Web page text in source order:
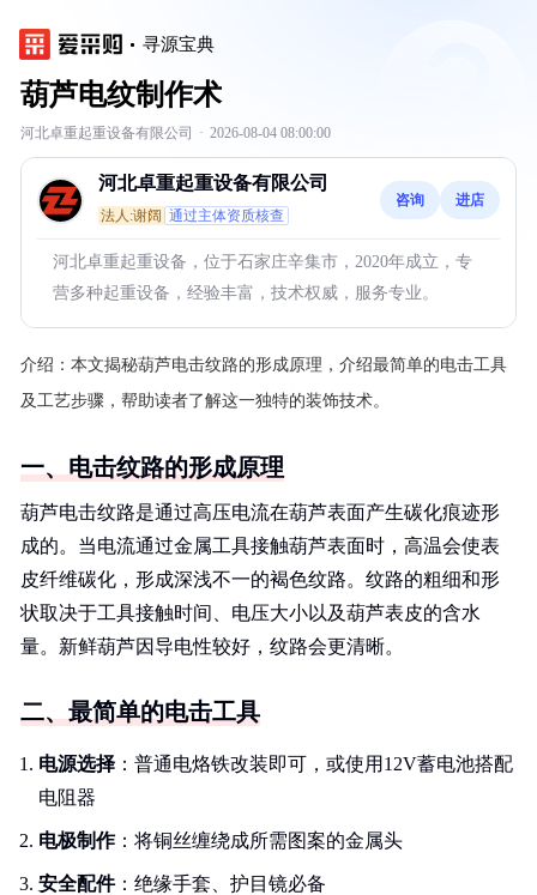
寻源宝典
葫芦电纹制作术
河北卓重起重设备有限公司 · 2026-08-04 08:00:00
河北卓重起重设备有限公司
法人:谢阔 通过主体资质核查
咨询 进店
河北卓重起重设备，位于石家庄辛集市，2020年成立，专
营多种起重设备，经验丰富，技术权威，服务专业。
介绍： 本文揭秘葫芦电击纹路的形成原理，介绍最简单的电击工具
及工艺步骤，帮助读者了解这一独特的装饰技术。
一、电击纹路的形成原理
葫芦电击纹路是通过高压电流在葫芦表面产生碳化痕迹形
成的。当电流通过金属工具接触葫芦表面时，高温会使表
皮纤维碳化，形成深浅不一的褐色纹路。纹路的粗细和形
状取决于工具接触时间、电压大小以及葫芦表皮的含水
量。新鲜葫芦因导电性较好，纹路会更清晰。
二、最简单的电击工具
电源选择 ：普通电烙铁改装即可，或使用12V蓄电池搭配
电阻器
电极制作：将铜丝缠绕成所需图案的金属头
安全配件：绝缘手套、护目镜必备